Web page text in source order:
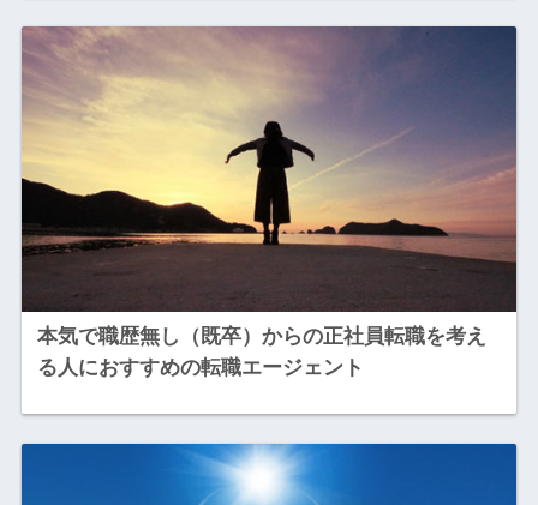
本気で職歴無し（既卒）からの正社員転職を考え
る人におすすめの転職エージェント